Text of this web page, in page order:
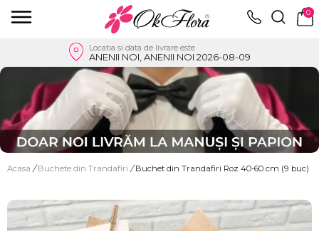
0
Locatia si data de livrare este
ANENII NOI, ANENII NOI 2026-08-09
Acasa / Buchete din Trandafiri / Buchet din Trandafiri Roz 40-60 cm (9 buc)